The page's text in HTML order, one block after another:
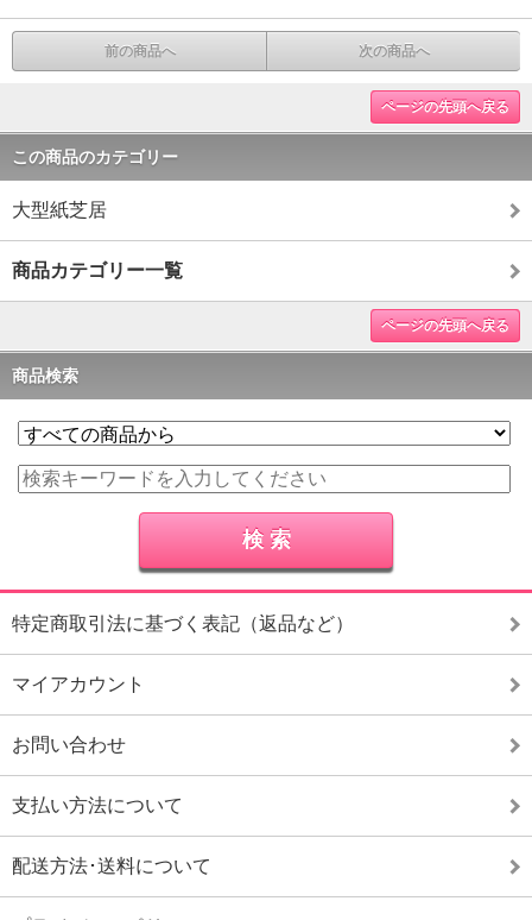
前の商品へ 次の商品へ
ページの先頭へ戻る
この商品のカテゴリー
大型紙芝居
商品カテゴリー一覧
ページの先頭へ戻る
商品検索
特定商取引法に基づく表記（返品など）
マイアカウント
お問い合わせ
支払い方法について
配送方法･送料について